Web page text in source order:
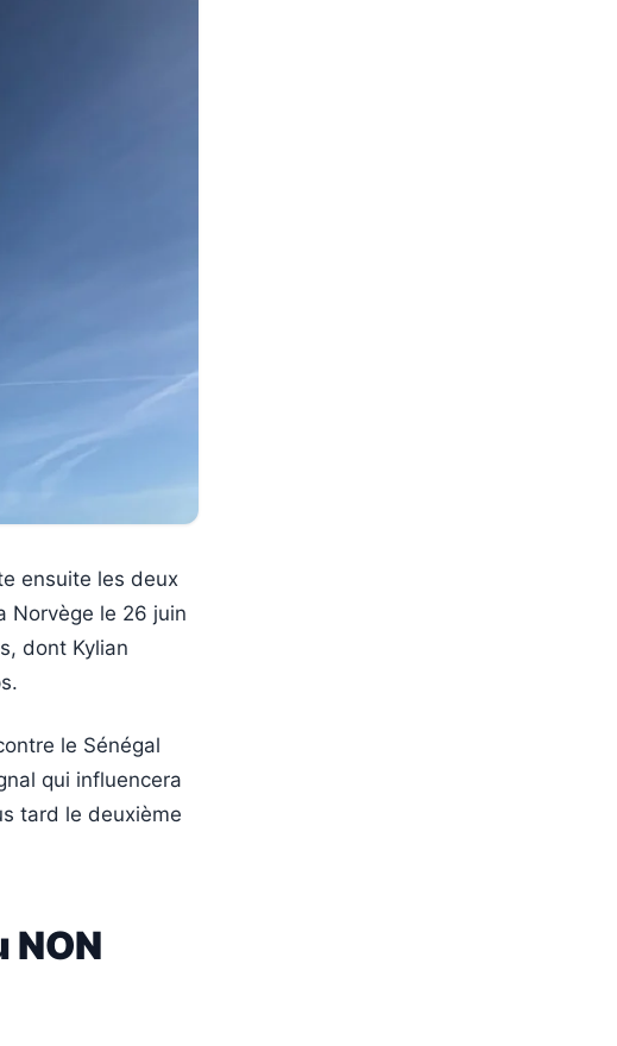
ensuite les deux
Norvège le 26 juin
dont Kylian
le Sénégal
qui influencera
tard le deuxième
NON